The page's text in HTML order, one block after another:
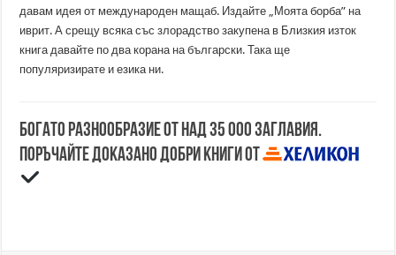
давам идея от международен мащаб. Издайте „Моята борба” на
иврит. А срещу всяка със злорадство закупена в Близкия изток
книга давайте по два корана на български. Така ще
популяризирате и езика ни.
Богато разнообразие от над 35 000 заглавия.
Поръчайте доказано добри книги от